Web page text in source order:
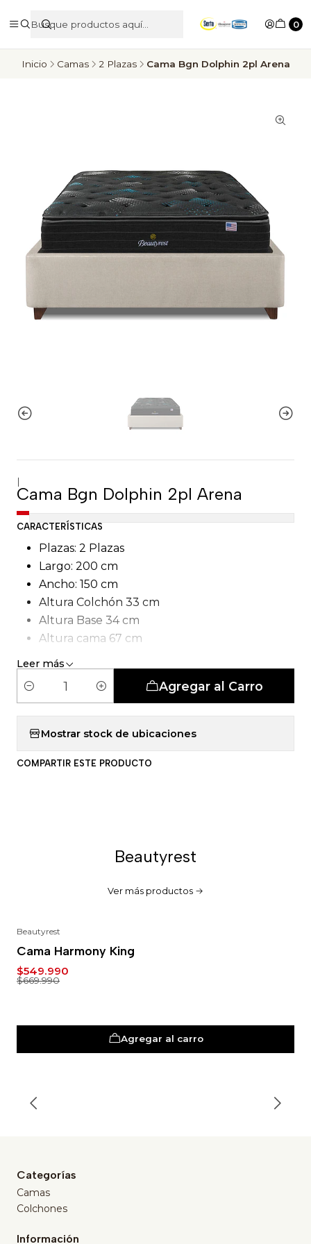
0
Inicio Camas 2 Plazas Cama Bgn Dolphin 2pl Arena
|
Cama Bgn Dolphin 2pl Arena
CARACTERÍSTICAS
Plazas: 2 Plazas
Largo: 200 cm
Ancho: 150 cm
Altura Colchón 33 cm
Altura Base 34 cm
Altura cama 67 cm
Tipo de Carcasa: Pocket 5 Zonas
Leer más
t
i
Agregar al Carro
Mostrar stock de ubicaciones
COMPARTIR ESTE PRODUCTO
Beautyrest
Ver más productos
Beautyrest
Cama Harmony King
$549.990
$669.990
Agregar al carro
Categorías
Camas
Colchones
Información